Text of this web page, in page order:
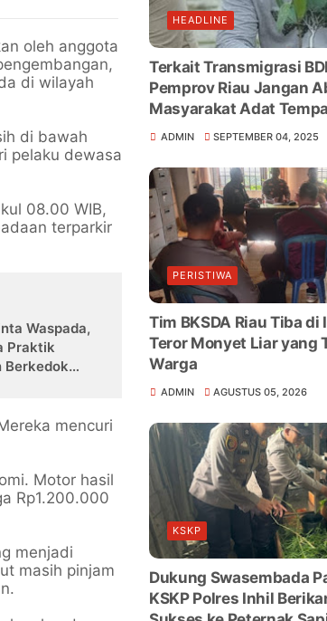
oleh anggota
di wilayah
di bawah
pelaku dewasa
08.00 WIB,
terparkir
Waspada,
Praktik
Berkedok
mencuri
Motor hasil
Rp1.200.000
menjadi
masih pinjam
HEADLINE
Terkait Transmigrasi
Pemprov Riau Jangan
Masyarakat Adat
ADMIN SEPTEMBER 04, 2025
PERISTIWA
Tim BKSDA Riau Tiba di
Teror Monyet Liar yang
Warga
ADMIN AGUSTUS 05, 2026
KSKP
Dukung Swasembada
KSKP Polres Inhil